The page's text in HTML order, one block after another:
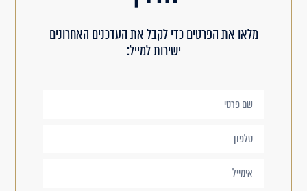
מלאו את הפרטים כדי לקבל את העדכנים האחרונים
ישירות למייל: